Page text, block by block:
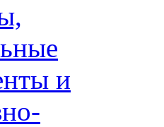
и